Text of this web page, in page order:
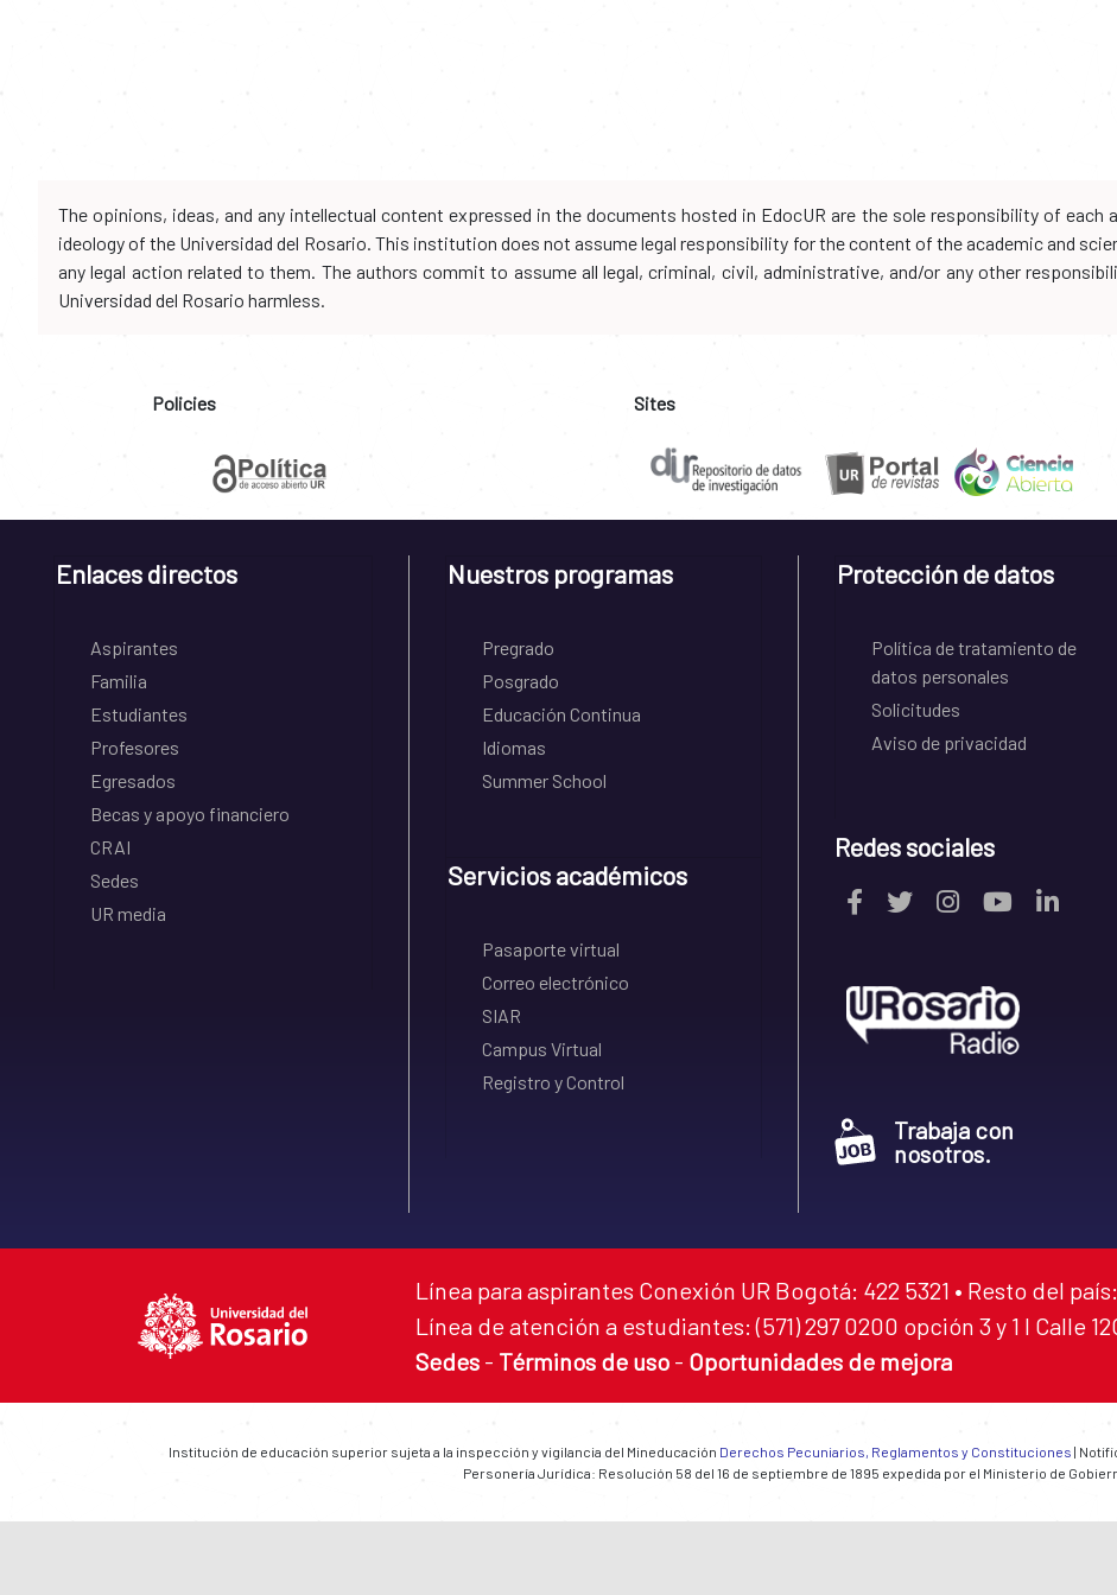
The opinions, ideas, and any intellectual content expressed in the documents hosted in EdocUR are the sole responsibility of
ideology of the Universidad del Rosario. This institution does not assume legal responsibility for the content of the academic and
any legal action related to them. The authors commit to assume all legal, criminal, civil, administrative, and/or any other
Universidad del Rosario harmless.
Policies Sites
Enlaces directos
Aspirantes
Familia
Estudiantes
Profesores
Egresados
Becas y apoyo financiero
CRAI
Sedes
UR media
Nuestros programas
Pregrado
Posgrado
Educación Continua
Idiomas
Summer School
Servicios académicos
Pasaporte virtual
Correo electrónico
SIAR
Campus Virtual
Registro y Control
Protección de datos
Política de tratamiento de
datos personales
Solicitudes
Aviso de privacidad
Redes sociales
Trabaja con
nosotros.
Línea para aspirantes Conexión UR Bogotá: 422 5321 • Resto del país:
Línea de atención a estudiantes: (571) 297 0200 opción 3 y 1 I Calle
Sedes - Términos de uso - Oportunidades de mejora
Institución de educación superior sujeta a la inspección y vigilancia del Mineducación Derechos Pecuniarios, Reglamentos y Constituciones |
Personería Jurídica: Resolución 58 del 16 de septiembre de 1895 expedida por el Ministerio de